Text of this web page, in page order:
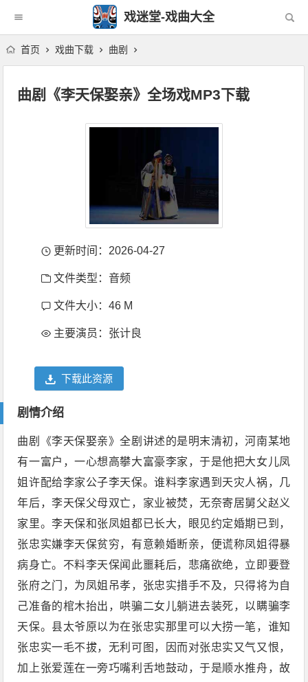
戏迷堂-戏曲大全
首页 戏曲下载 曲剧
曲剧《李天保娶亲》全场戏MP3下载
更新时间：2026-04-27
文件类型：音频
文件大小：46 M
主要演员：张计良
下载此资源
剧情介绍
曲剧《李天保娶亲》全剧讲述的是明末清初，河南某地
有一富户，一心想高攀大富豪李家，于是他把大女儿凤
姐许配给李家公子李天保。谁料李家遇到天灾人祸，几
年后，李天保父母双亡，家业被焚，无奈寄居舅父赵义
家里。李天保和张凤姐都已长大，眼见约定婚期已到，
张忠实嫌李天保贫穷，有意赖婚断亲，便谎称凤姐得暴
病身亡。不料李天保闻此噩耗后，悲痛欲绝，立即要登
张府之门，为凤姐吊孝，张忠实措手不及，只得将为自
己准备的棺木抬出，哄骗二女儿躺进去装死，以瞒骗李
天保。县太爷原以为在张忠实那里可以大捞一笔，谁知
张忠实一毛不拔，无利可图，因而对张忠实又气又恨，
加上张爱莲在一旁巧嘴利舌地鼓动，于是顺水推舟，故